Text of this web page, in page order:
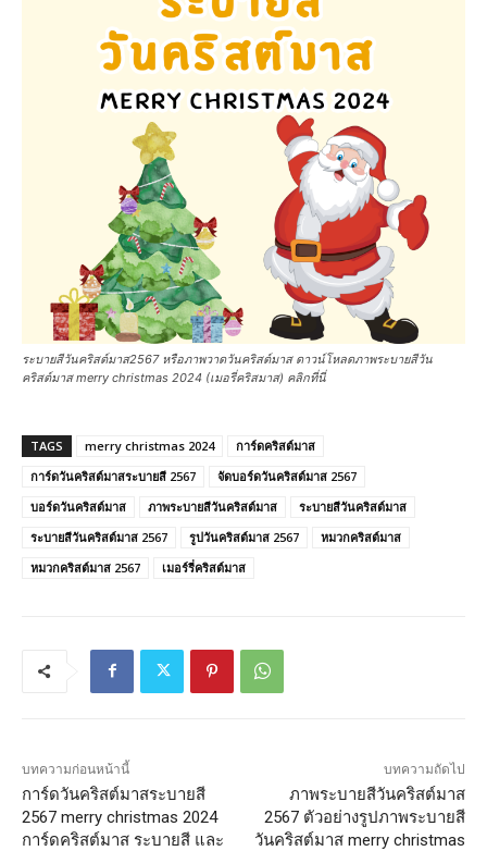
ระบายสีวันคริสต์มาส2567 หรือภาพวาดวันคริสต์มาส ดาวน์โหลดภาพระบายสีวัน
คริสต์มาส merry christmas 2024 (เมอรี่คริสมาส) คลิกที่นี่
TAGS merry christmas 2024
การ์ดคริสต์มาส
การ์ดวันคริสต์มาสระบายสี 2567
จัดบอร์ดวันคริสต์มาส 2567
บอร์ดวันคริสต์มาส
ภาพระบายสีวันคริสต์มาส
ระบายสีวันคริสต์มาส
ระบายสีวันคริสต์มาส 2567
รูปวันคริสต์มาส 2567
หมวกคริสต์มาส
หมวกคริสต์มาส 2567
เมอร์รี่คริสต์มาส
บทความก่อนหน้านี้
การ์ดวันคริสต์มาสระบายสี
2567 merry christmas 2024
การ์ดคริสต์มาส ระบายสี และ
บทความถัดไป
ภาพระบายสีวันคริสต์มาส
2567 ตัวอย่างรูปภาพระบายสี
วันคริสต์มาส merry christmas